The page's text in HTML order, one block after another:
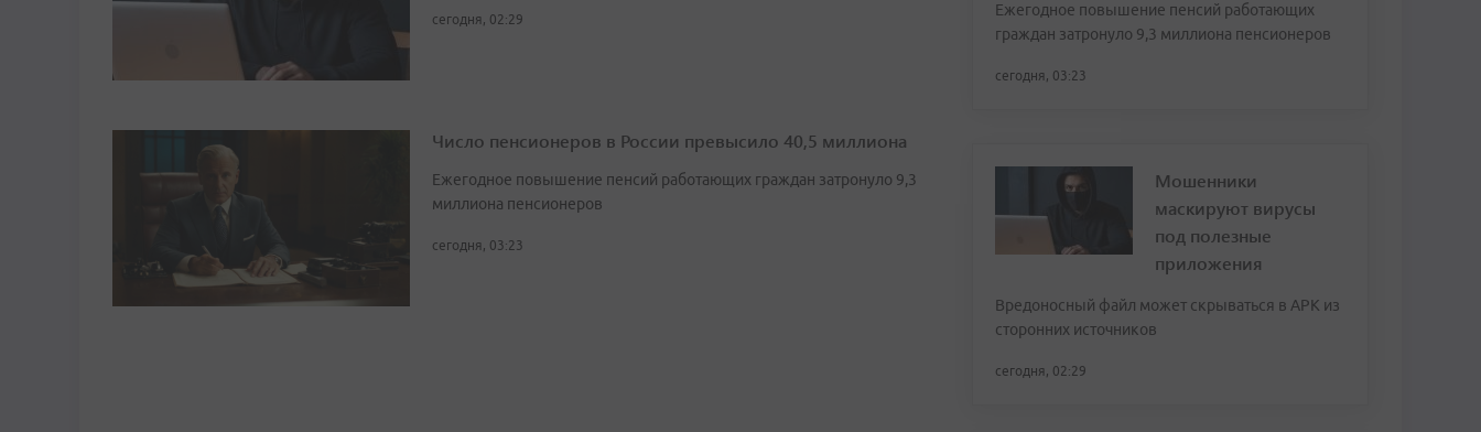
сегодня, 02:29
Число пенсионеров в России превысило 40,5 миллиона
Ежегодное повышение пенсий работающих граждан затронуло 9,3
миллиона пенсионеров
сегодня, 03:23
Ежегодное повышение пенсий работающих
граждан затронуло 9,3 миллиона пенсионеров
сегодня, 03:23
Мошенники
маскируют вирусы
под полезные
приложения
Вредоносный файл может скрываться в APK из
сторонних источников
сегодня, 02:29